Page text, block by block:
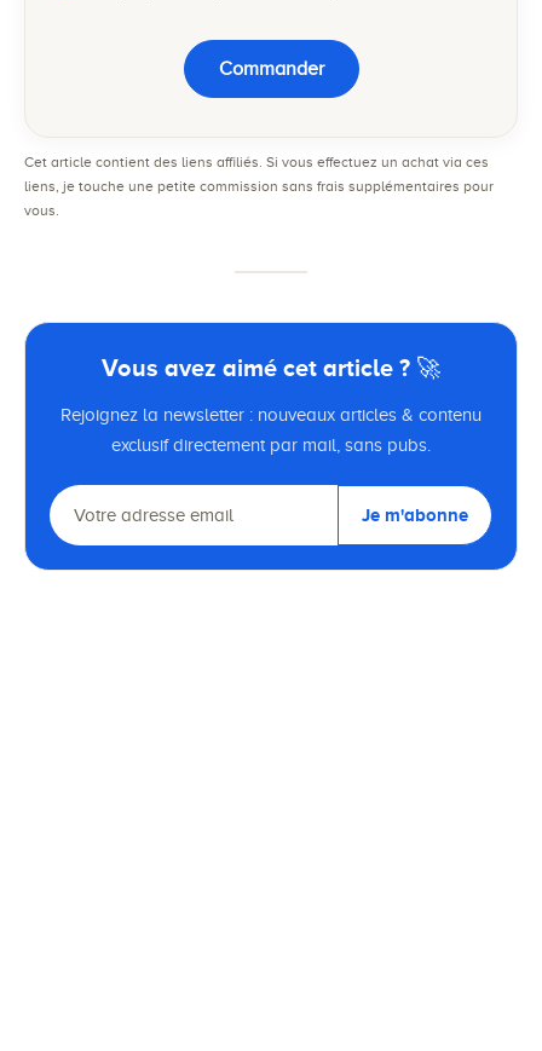
Commander
Cet article contient des liens affiliés. Si vous effectuez un achat via ces
liens, je touche une petite commission sans frais supplémentaires pour
vous.
Vous avez aimé cet article ? 🚀
Rejoignez la newsletter : nouveaux articles & contenu
exclusif directement par mail, sans pubs.
Je m'abonne